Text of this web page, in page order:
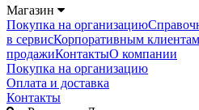
Магазин
Покупка на организацию
в сервисКорпоративным клиентам
продажиКонтактыО компании
Покупка на организацию
Оплата и доставка
Контакты